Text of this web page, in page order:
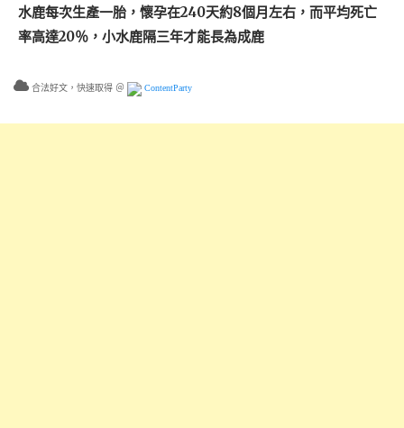
水鹿每次生產一胎，懷孕在240天約8個月左右，而平均死亡
率高達20％，小水鹿隔三年才能長為成鹿
合法好文，快速取得 ＠ ContentParty